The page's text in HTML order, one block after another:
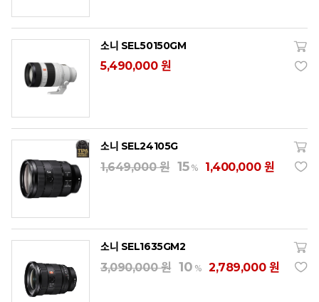
소니 SEL50150GM
5,490,000 원
소니 SEL24105G
1,649,000 원 15% 1,400,000 원
소니 SEL1635GM2
3,090,000 원 10 % 2,789,000 원